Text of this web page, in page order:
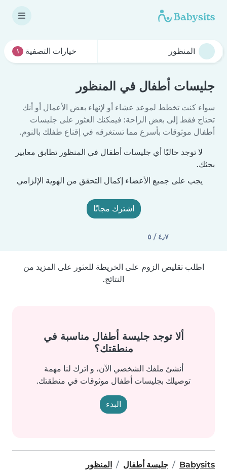
خيارات التصفية ١
جليسات أطفال في المنظور
سواء كنت تخطط لموعد عشاء أو لإنهاء بعض الأعمال أو أنك
تحتاج فقط إلى بعض الراحة: فيمكنك العثور على جليسات
أطفال موثوقات بأسرع مما تستغرقه في إقناع طفلك بالنوم.
لا توجد حاليًا أي جليسات أطفال في المنظور تطابق معايير
بحثك.
يجب على جميع الأعضاء إكمال التحقق من الهوية الإلزامي
اشترك مجانًا
٤٫٧ / ٥
اطلب تقليص الزوم على الخريطة للعثور على المزيد من
النتائج.
ألا توجد جليسة أطفال مناسبة في
منطقتك؟
أنشئ ملفك الشخصي الآن، و اترك لنا مهمة
توصيلك بجليسات أطفال موثوقات في منطقتك.
البدء
Babysits جليسة أطفال المنظور